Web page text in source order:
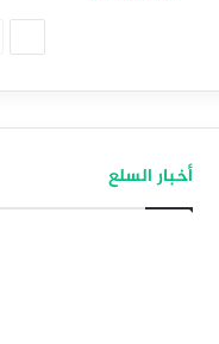
أخبار السلع